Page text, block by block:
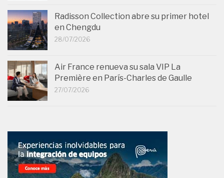
Radisson Collection abre su primer hotel
en Chengdu
28/07/2026
Air France renueva su sala VIP La
Première en París-Charles de Gaulle
27/07/2026